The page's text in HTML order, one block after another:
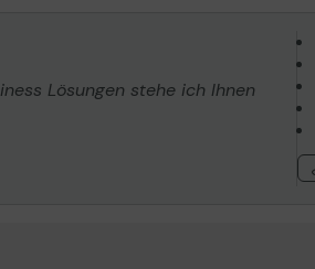
Lösungen stehe ich Ihnen